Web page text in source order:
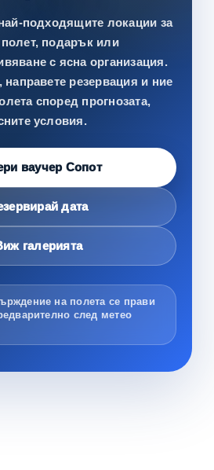
подходящите локации за
подарък или
с ясна организация.
направете резервация и ние
според прогнозата,
условия.
ваучер Сопот
дата
галерията
на полета се прави
след метео